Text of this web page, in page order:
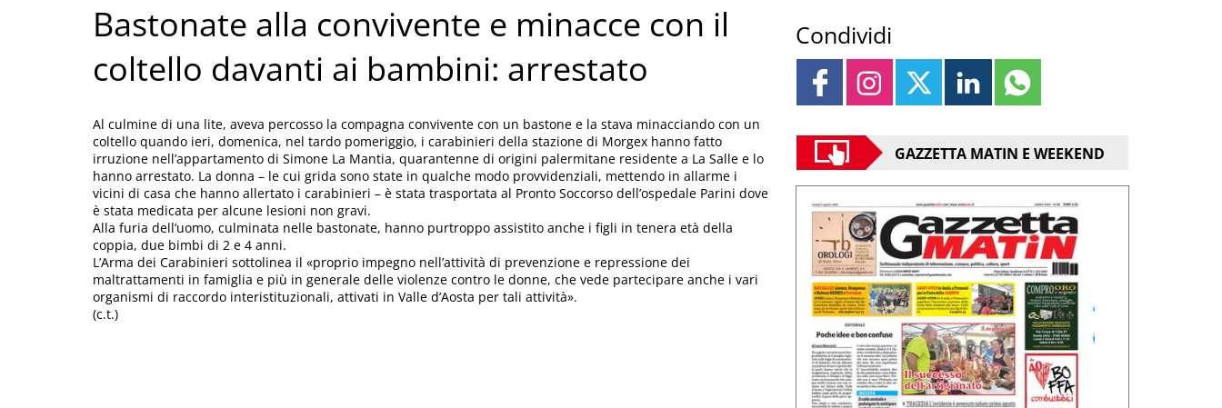
Bastonate alla convivente e minacce con il
coltello davanti ai bambini: arrestato
Al culmine di una lite, aveva percosso la compagna convivente con un bastone e la stava minacciando con un
coltello quando ieri, domenica, nel tardo pomeriggio, i carabinieri della stazione di Morgex hanno fatto
irruzione nell’appartamento di Simone La Mantia, quarantenne di origini palermitane residente a La Salle e lo
hanno arrestato. La donna – le cui grida sono state in qualche modo provvidenziali, mettendo in allarme i
vicini di casa che hanno allertato i carabinieri – è stata trasportata al Pronto Soccorso dell’ospedale Parini dove
è stata medicata per alcune lesioni non gravi.
Alla furia dell’uomo, culminata nelle bastonate, hanno purtroppo assistito anche i figli in tenera età della
coppia, due bimbi di 2 e 4 anni.
L’Arma dei Carabinieri sottolinea il «proprio impegno nell’attività di prevenzione e repressione dei
maltrattamenti in famiglia e più in generale delle violenze contro le donne, che vede partecipare anche i vari
organismi di raccordo interistituzionali, attivati in Valle d’Aosta per tali attività».
(c.t.)
Condividi
GAZZETTA MATIN E WEEKEND